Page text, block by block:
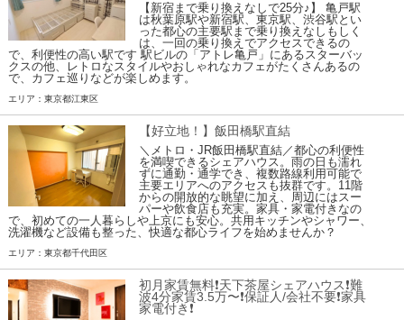
【新宿まで乗り換えなしで25分♪】 亀戸駅
は秋葉原駅や新宿駅、東京駅、渋谷駅とい
った都心の主要駅まで乗り換えなしもしく
は、一回の乗り換えでアクセスできるの
で、利便性の高い駅です 駅ビルの「アトレ亀戸」にあるスターバッ
クスの他、レトロなスタイルやおしゃれなカフェがたくさんあるの
で、カフェ巡りなどが楽しめます。
エリア：東京都江東区
【好立地！】飯田橋駅直結
＼メトロ・JR飯田橋駅直結／都心の利便性
を満喫できるシェアハウス。雨の日も濡れ
ずに通勤・通学でき、複数路線利用可能で
主要エリアへのアクセスも抜群です。11階
からの開放的な眺望に加え、周辺にはスー
パーや飲食店も充実。家具・家電付きなの
で、初めての一人暮らしや上京にも安心。共用キッチンやシャワー、
洗濯機など設備も整った、快適な都心ライフを始めませんか？
エリア：東京都千代田区
初月家賃無料❗️天下茶屋シェアハウス❗️難
波4分家賃3.5万〜❗️保証人/会社不要❗️家具
家電付き❗